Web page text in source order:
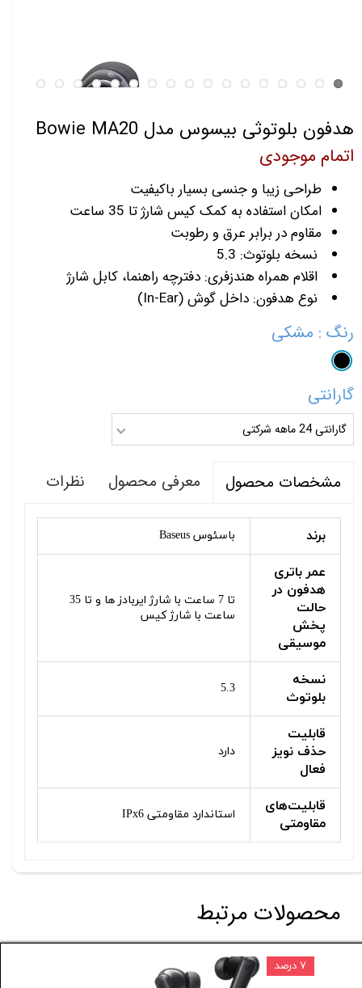
هدفون بلوتوثی بیسوس مدل Bowie MA20
اتمام موجودی
طراحی زیبا و جنسی بسیار باکیفیت
امکان استفاده به کمک کیس شارژ تا 35 ساعت
مقاوم در برابر عرق و رطوبت
نسخه بلوتوث: 5.3
اقلام همراه هندزفری: دفترچه راهنما، کابل شارژ
نوع هدفون: داخل گوش (In-Ear)
رنگ : مشکی
گارانتی
گارانتی 24 ماهه شرکتی
مشخصات محصول معرفی محصول نظرات
برند باسئوس Baseus
عمر باتری
هدفون در
حالت
پخش
موسیقی
تا 7 ساعت با شارژ ایربادز ها و تا 35
ساعت با شارژ کیس
نسخه
بلوتوث
5.3
قابلیت
حذف نویز
فعال
دارد
قابلیت‌های
مقاومتی
استاندارد مقاومتی IPx6
محصولات مرتبط
۷ درصد